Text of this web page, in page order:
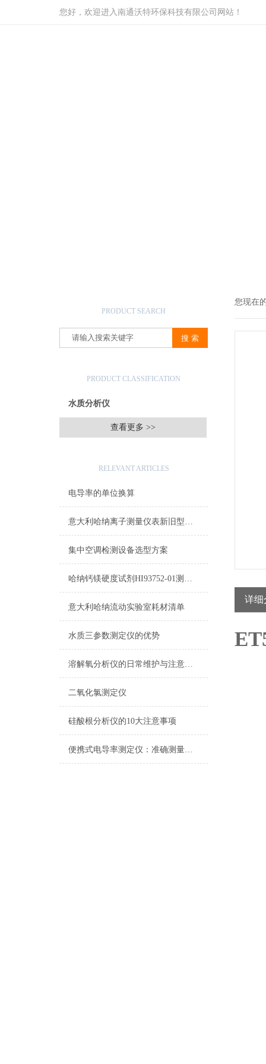
您好，欢迎进入南通沃特环保科技有限公司网站！
PRODUCT SEARCH
PRODUCT CLASSIFICATION
水质分析仪
查看更多 >>
RELEVANT ARTICLES
电导率的单位换算
意大利哈纳离子测量仪表新旧型号对照表2015
集中空调检测设备选型方案
哈纳钙镁硬度试剂HI93752-01测量原理及量程
意大利哈纳流动实验室耗材清单
水质三参数测定仪的优势
溶解氧分析仪的日常维护与注意事项
二氧化氯测定仪
硅酸根分析仪的10大注意事项
便携式电导率测定仪：准确测量水质电导率，保障饮用水安全与健康
您现在
详细